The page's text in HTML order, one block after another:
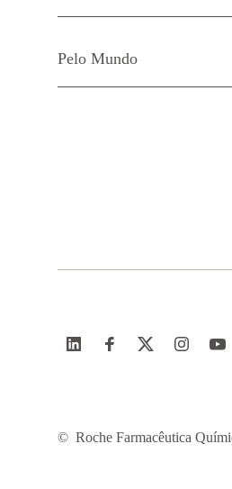
Pelo Mundo
© Roche Farmacêutica